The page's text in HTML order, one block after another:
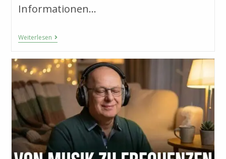
Informationen…
WeiterlesenWas
Sind
Definition,
Technik
Neurophysiologische
Grundlagen